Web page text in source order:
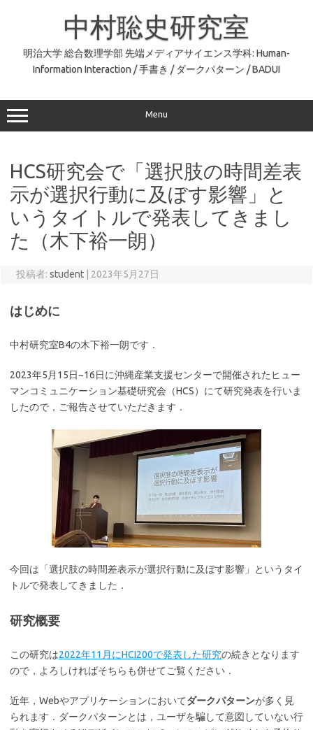
中村聡史研究室
明治大学 総合数理学部 先端メディアサイエンス学科: Human-
Information Interaction / 手書き / ダークパターン / BADUI
Menu
HCS研究会で「選択肢の時間差表
示が選択行動に及ぼす影響」と
いうタイトルで発表してきまし
た（木下裕一朗）
投稿者: student 2023年5月27日
はじめに
中村研究室B4の木下裕一朗です．
2023年5月15日~16日に沖縄産業支援センターで開催されたヒュー
マンコミュニケーション基礎研究会（HCS）にて研究発表を行いま
したので，ご報告させていただきます．
今回は「選択肢の時間差表示が選択行動に及ぼす影響」というタイ
トルで発表してきました．
研究概要
この研究は2022年11月にHCI200で発表した研究の続きとなります
ので，よろしければそちらも併せてご覧ください．
近年，Webやアプリケーションにおいてダークパターンが多く見
られます．ダークパターンとは，ユーザを騙して意図していない行